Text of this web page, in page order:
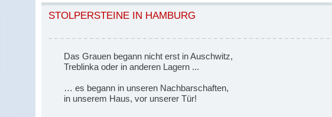
STOLPERSTEINE IN HAMBURG
Das Grauen begann nicht erst in Auschwitz,
Treblinka oder in anderen Lagern ...
… es begann in unseren Nachbarschaften,
in unserem Haus, vor unserer Tür!